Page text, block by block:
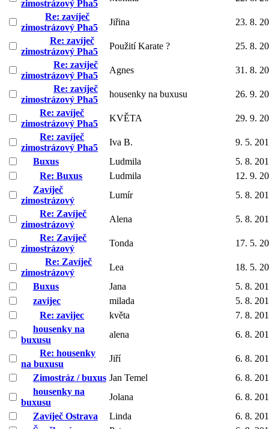
zimostrázový Pha5
Re: zavíječ
zimostrázový Pha5
Jiřina
23. 8.
Re: zavíječ
zimostrázový Pha5
Použití Karate ?
25. 8.
Re: zavíječ
zimostrázový Pha5
Agnes
31. 8.
Re: zavíječ
zimostrázový Pha5
housenky na buxusu
26. 9.
Re: zavíječ
zimostrázový Pha5
KVĚTA
29. 9.
Re: zavíječ
zimostrázový Pha5
Iva B.
9. 5.
Buxus
Ludmila
5. 8.
Re: Buxus
Ludmila
12. 9.
Zavíječ
zimostrázový
Lumír
5. 8.
Re: Zavíječ
zimostrázový
Alena
5. 8.
Re: Zavíječ
zimostrázový
Tonda
17. 5.
Re: Zavíječ
zimostrázový
Lea
18. 5.
Buxus
Jana
5. 8.
zavijec
milada
5. 8.
Re: zavijec
květa
7. 8.
housenky na
buxusu
alena
6. 8.
Re: housenky
na buxusu
Jiří
6. 8.
Zimostráz / buxus Jan Temel
6. 8.
housenky na
buxusu
Jolana
6. 8.
Zavíječ Ostrava
Linda
6. 8.